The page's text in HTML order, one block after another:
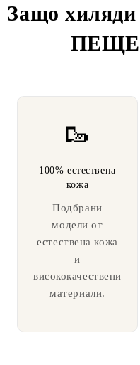
Защо хиляди
🥾
100% естествена
кожа
Подбрани
модели от
естествена кожа
и
висококачествени
материали.